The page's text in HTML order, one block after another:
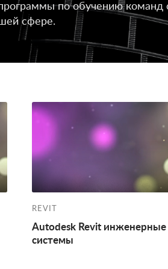
по обучению команд
сфере.
REVIT
Autodesk Revit инженерные
системы